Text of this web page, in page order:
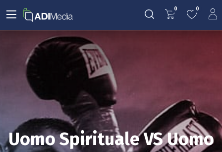
0 0
Uomo Spirituale VS Uomo